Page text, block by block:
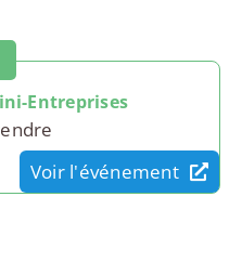
Entreprises
Voir l'événement